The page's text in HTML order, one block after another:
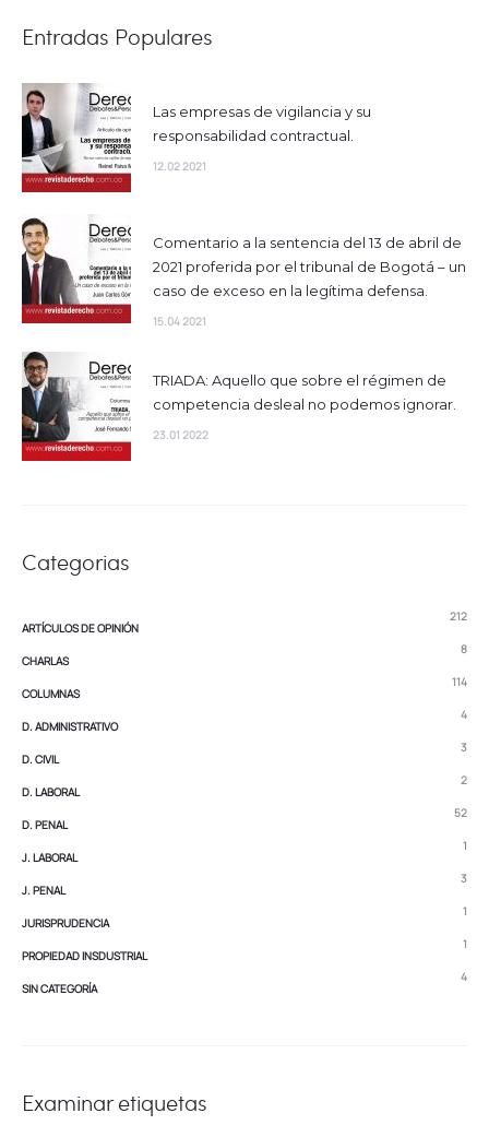
Entradas Populares
Las empresas de vigilancia y su
responsabilidad contractual.
12.02 2021
Comentario a la sentencia del 13 de abril de
2021 proferida por el tribunal de Bogotá – un
caso de exceso en la legítima defensa.
15.04 2021
TRIADA: Aquello que sobre el régimen de
competencia desleal no podemos ignorar.
23.01 2022
Categorias
ARTÍCULOS DE OPINIÓN
212
CHARLAS
8
COLUMNAS
114
D. ADMINISTRATIVO
4
D. CIVIL
3
D. LABORAL
2
D. PENAL
52
J. LABORAL
1
J. PENAL
3
JURISPRUDENCIA
1
PROPIEDAD INSDUSTRIAL
1
SIN CATEGORÍA
4
Examinar etiquetas